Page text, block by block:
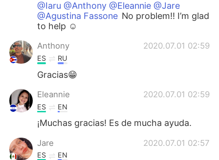
@Iaru @Anthony @Eleannie @Jare
@Agustina Fassone No problem!! I’m glad
to help ☺️
Anthony 2020.07.01 02:59
ES RU
Gracias😁
Eleannie 2020.07.01 02:59
ES EN
¡Muchas gracias! Es de mucha ayuda.
Jare 2020.07.01 02:57
ES EN